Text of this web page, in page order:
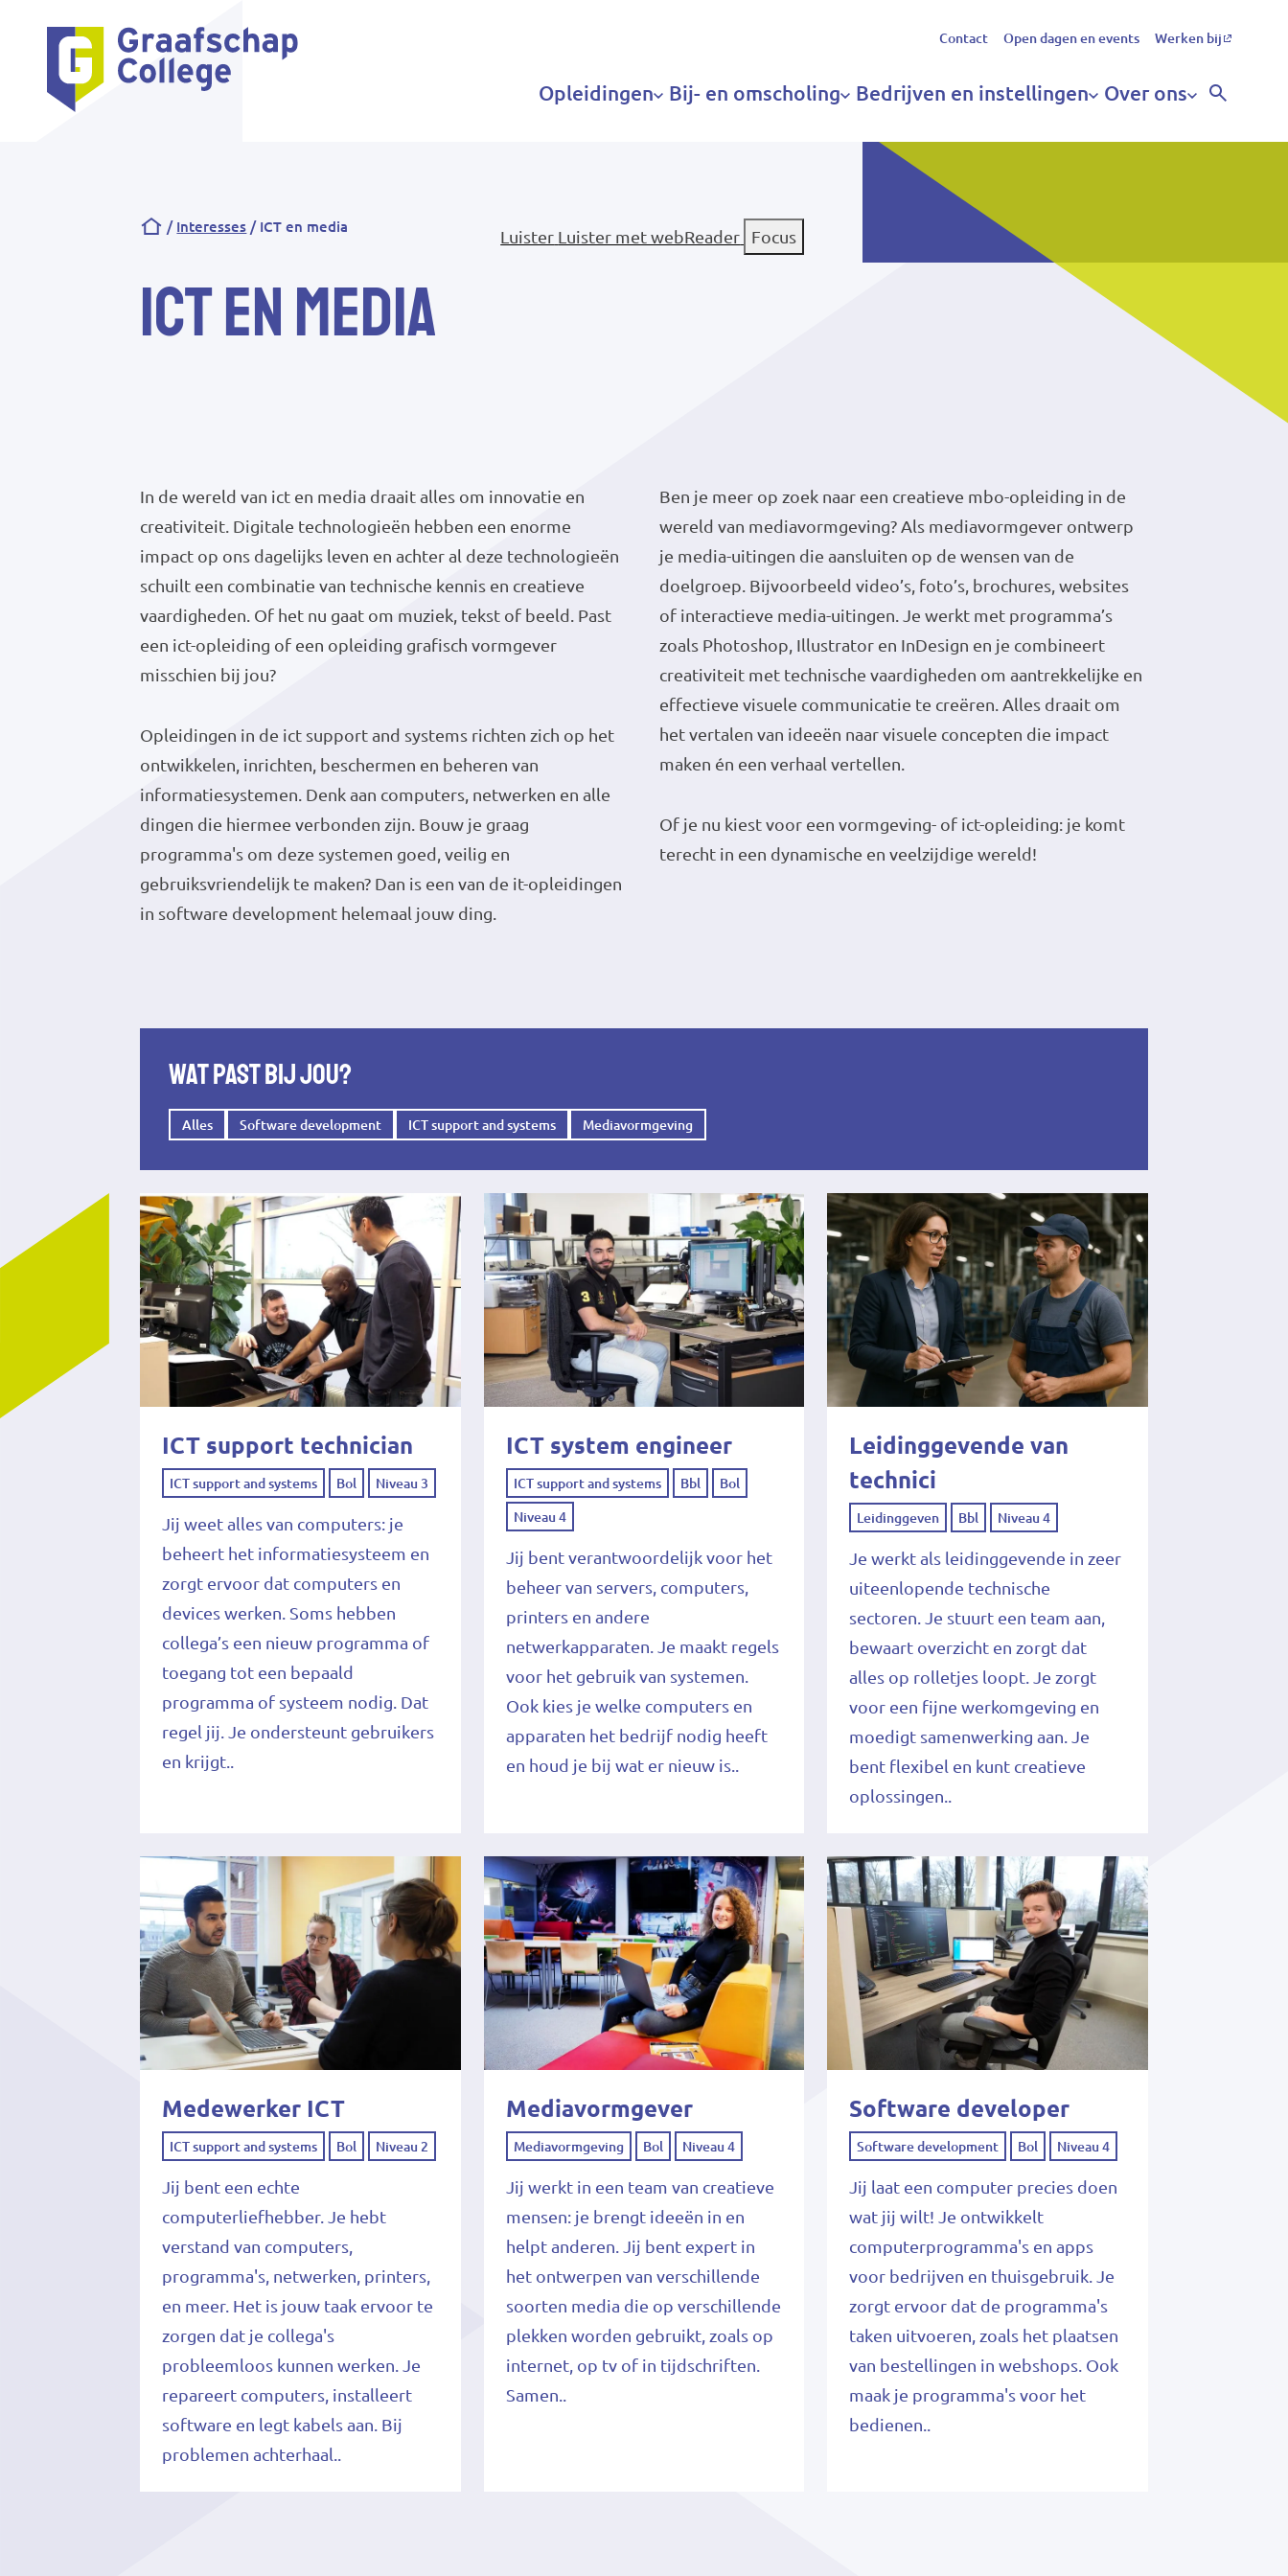
Secundair
menu
Contact Open dagen en events Werken bij
Hoofdnavigatie
Opleidingen Bij- en omscholing Bedrijven en instellingen Over ons
Luister Luister met webReader Focus
Kruimelpad
Interesses ICT en media
ICT en media
In de wereld van ict en media draait alles om innovatie en
creativiteit. Digitale technologieën hebben een enorme
impact op ons dagelijks leven en achter al deze technologieën
schuilt een combinatie van technische kennis en creatieve
vaardigheden. Of het nu gaat om muziek, tekst of beeld. Past
een ict-opleiding of een opleiding grafisch vormgever
misschien bij jou?
Opleidingen in de ict support and systems richten zich op het
ontwikkelen, inrichten, beschermen en beheren van
informatiesystemen. Denk aan computers, netwerken en alle
dingen die hiermee verbonden zijn. Bouw je graag
programma's om deze systemen goed, veilig en
gebruiksvriendelijk te maken? Dan is een van de it-opleidingen
in software development helemaal jouw ding.
Ben je meer op zoek naar een creatieve mbo-opleiding in de
wereld van mediavormgeving? Als mediavormgever ontwerp
je media-uitingen die aansluiten op de wensen van de
doelgroep. Bijvoorbeeld video’s, foto’s, brochures, websites
of interactieve media-uitingen. Je werkt met programma’s
zoals Photoshop, Illustrator en InDesign en je combineert
creativiteit met technische vaardigheden om aantrekkelijke en
effectieve visuele communicatie te creëren. Alles draait om
het vertalen van ideeën naar visuele concepten die impact
maken én een verhaal vertellen.
Of je nu kiest voor een vormgeving- of ict-opleiding: je komt
terecht in een dynamische en veelzijdige wereld!
Wat past bij jou?
Alles Software development ICT support and systems Mediavormgeving
ICT support technician
ICT support and systems Bol Niveau 3
Jij weet alles van computers: je
beheert het informatiesysteem en
zorgt ervoor dat computers en
devices werken. Soms hebben
collega’s een nieuw programma of
toegang tot een bepaald
programma of systeem nodig. Dat
regel jij. Je ondersteunt gebruikers
en krijgt..
ICT system engineer
ICT support and systems Bbl Bol
Niveau 4
Jij bent verantwoordelijk voor het
beheer van servers, computers,
printers en andere
netwerkapparaten. Je maakt regels
voor het gebruik van systemen.
Ook kies je welke computers en
apparaten het bedrijf nodig heeft
en houd je bij wat er nieuw is..
Leidinggevende van
technici
Leidinggeven Bbl Niveau 4
Je werkt als leidinggevende in zeer
uiteenlopende technische
sectoren. Je stuurt een team aan,
bewaart overzicht en zorgt dat
alles op rolletjes loopt. Je zorgt
voor een fijne werkomgeving en
moedigt samenwerking aan. Je
bent flexibel en kunt creatieve
oplossingen..
Medewerker ICT
ICT support and systems Bol Niveau 2
Jij bent een echte
computerliefhebber. Je hebt
verstand van computers,
programma's, netwerken, printers,
en meer. Het is jouw taak ervoor te
zorgen dat je collega's
probleemloos kunnen werken. Je
repareert computers, installeert
software en legt kabels aan. Bij
problemen achterhaal..
Mediavormgever
Mediavormgeving Bol Niveau 4
Jij werkt in een team van creatieve
mensen: je brengt ideeën in en
helpt anderen. Jij bent expert in
het ontwerpen van verschillende
soorten media die op verschillende
plekken worden gebruikt, zoals op
internet, op tv of in tijdschriften.
Samen..
Software developer
Software development Bol Niveau 4
Jij laat een computer precies doen
wat jij wilt! Je ontwikkelt
computerprogramma's en apps
voor bedrijven en thuisgebruik. Je
zorgt ervoor dat de programma's
taken uitvoeren, zoals het plaatsen
van bestellingen in webshops. Ook
maak je programma's voor het
bedienen..